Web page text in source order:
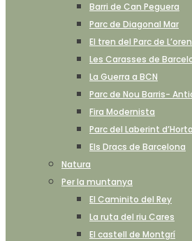
Barri de Can Peguera
Parc de Diagonal Mar
El tren del Parc de
Les Carasses de
La Guerra a BCN
Parc de Nou Barris-
Fira Modernista
Parc del Laberint d’Horta
Els Dracs de Barcelona
Natura
Per la muntanya
El Caminito del Rey
La ruta del riu Cares
El castell de Montgrí